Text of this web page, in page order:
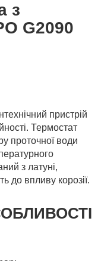
з
G2090
пристрій
Термостат
проточної води
з латуні,
до впливу корозії.